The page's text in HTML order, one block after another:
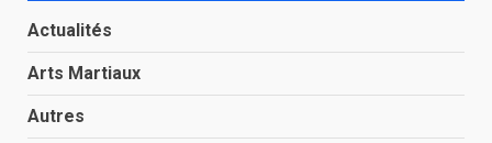
Actualités
Arts Martiaux
Autres